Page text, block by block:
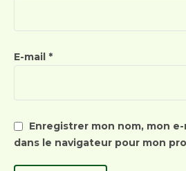
E-mail *
Enregistrer mon nom, mon
dans le navigateur pour mon